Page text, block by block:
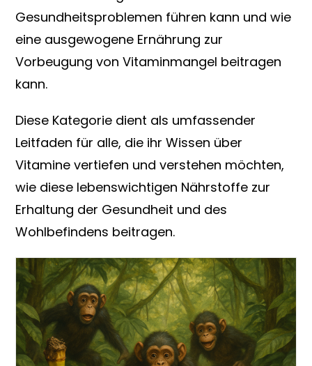
Gesundheitsproblemen führen kann und wie
eine ausgewogene Ernährung zur
Vorbeugung von Vitaminmangel beitragen
kann.
Diese Kategorie dient als umfassender
Leitfaden für alle, die ihr Wissen über
Vitamine vertiefen und verstehen möchten,
wie diese lebenswichtigen Nährstoffe zur
Erhaltung der Gesundheit und des
Wohlbefindens beitragen.